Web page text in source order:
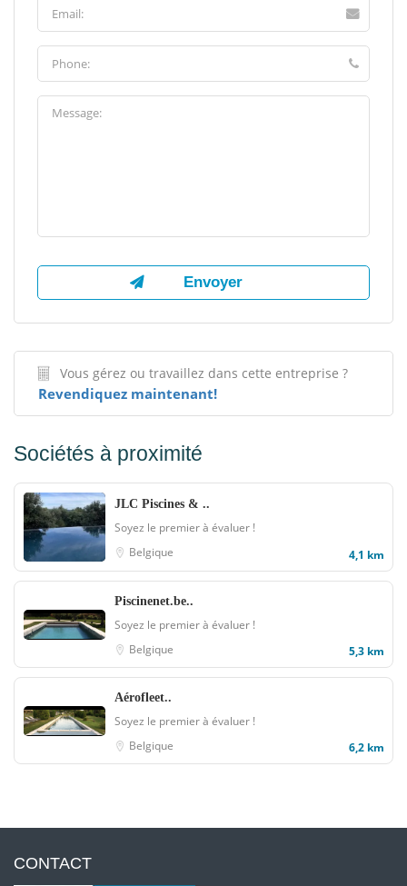
Vous gérez ou travaillez dans cette entreprise ?
Revendiquez maintenant!
Sociétés à proximité
JLC Piscines & ..
Soyez le premier à évaluer !
Belgique
4,1 km
Piscinenet.be..
Soyez le premier à évaluer !
Belgique
5,3 km
Aérofleet..
Soyez le premier à évaluer !
Belgique
6,2 km
CONTACT